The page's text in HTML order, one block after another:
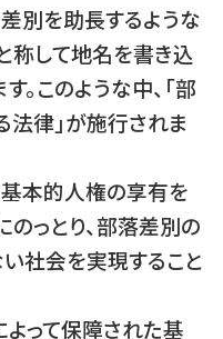
別を助長するような
称して地名を書き込
このような中、「部
律」が施行されま
本的人権の享有を
っとり、部落差別の
社会を実現すること
って保障された基